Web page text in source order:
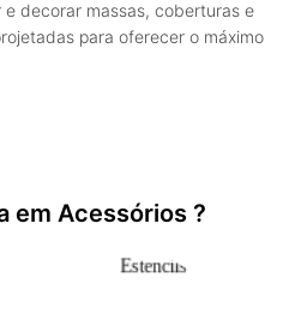
e decorar massas, coberturas e
para oferecer o máximo
em Acessórios ?